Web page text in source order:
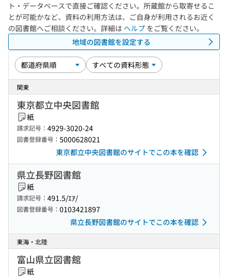
ト・データベースで直接ご確認ください。所蔵館から取寄せるこ
とが可能かなど、資料の利用方法は、ご自身が利用されるお近く
の図書館へご相談ください。詳細は ヘルプ をご覧ください。
地域の図書館を設定する
関東
東京都立中央図書館
紙
請求記号： 4929-3020-24
図書登録番号： 5000628021
東京都立中央図書館のサイトでこの本を確認
県立長野図書館
紙
請求記号： 491.5/ｴｱ/
図書登録番号： 0103421897
県立長野図書館のサイトでこの本を確認
東海・北陸
富山県立図書館
紙